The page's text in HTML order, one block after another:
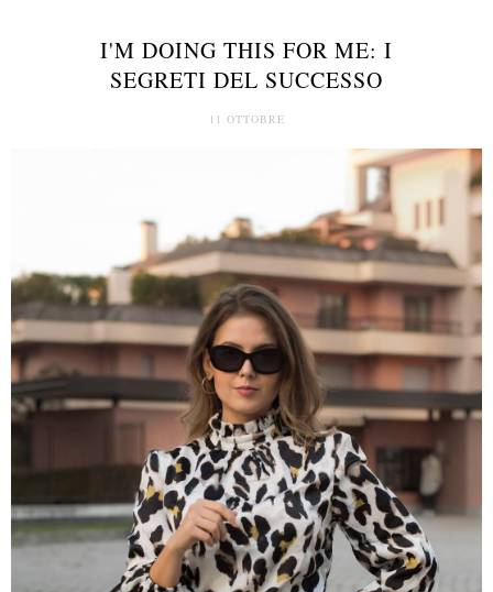
I'M DOING THIS FOR ME: I
SEGRETI DEL SUCCESSO
11 OTTOBRE